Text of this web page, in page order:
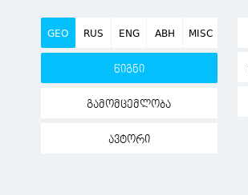
GEO RUS ENG ABH MISC
წიგნი
გამომცემლობა
ავტორი